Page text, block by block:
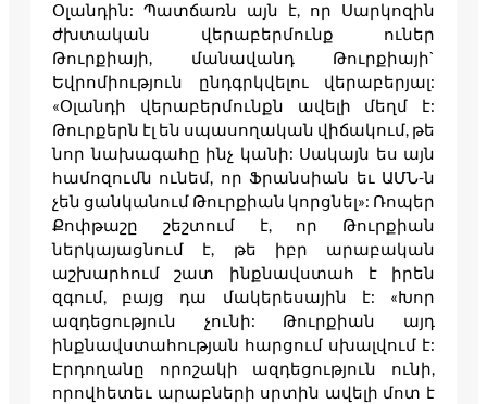
Օլանդին: Պատճառն այն է, որ Սարկոզին
ժխտական վերաբերմունք ուներ
Թուրքիայի, մանավանդ Թուրքիայի`
Եվրոմիություն ընդգրկվելու վերաբերյալ:
«Օլանդի վերաբերմունքն ավելի մեղմ է:
Թուրքերն էլ են սպասողական վիճակում, թե
նոր նախագահը ինչ կանի: Սակայն ես այն
համոզումն ունեմ, որ Ֆրանսիան եւ ԱՄՆ-ն
չեն ցանկանում Թուրքիան կորցնել»: Ռոպեր
Քոփթաշը շեշտում է, որ Թուրքիան
ներկայացնում է, թե իբր արաբական
աշխարհում շատ ինքնավստահ է իրեն
զգում, բայց դա մակերեսային է: «Խոր
ազդեցություն չունի: Թուրքիան այդ
ինքնավստահության հարցում սխալվում է:
Էրդողանը որոշակի ազդեցություն ունի,
որովհետեւ արաբների սրտին ավելի մոտ է